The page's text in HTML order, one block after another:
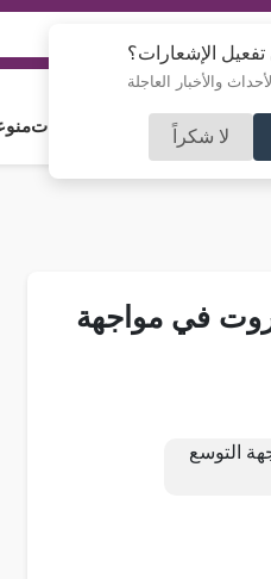
الإشعارات؟
والأخبار العاجلة
لا شكراً
رياضة آراء و مقالات جامعات
في مواجهة